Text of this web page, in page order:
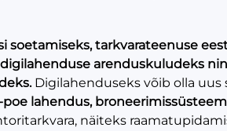
soetamiseks, tarkvarateenuse
arenduskuludeks
Digilahenduseks võib olla uus
lahendus, broneerimissüsteem
näiteks